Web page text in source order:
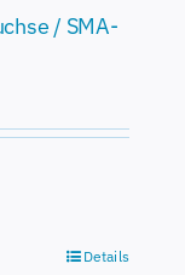
/ SMA-
Details